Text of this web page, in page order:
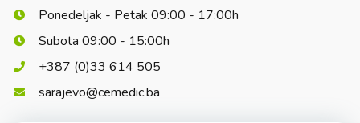
Ponedeljak - Petak 09:00 - 17:00h
Subota 09:00 - 15:00h
+387 (0)33 614 505
sarajevo@cemedic.ba